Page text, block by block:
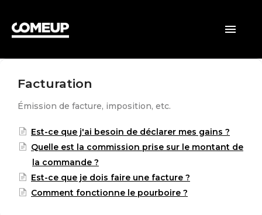
Toggle
GÉNÉRAL
Facturation
Émission de facture, imposition, etc.
Est-ce que j'ai besoin de déclarer mes gains ?
Quelle est la commission prise sur le montant de
la commande ?
Est-ce que je dois faire une facture ?
Comment fonctionne le pourboire ?